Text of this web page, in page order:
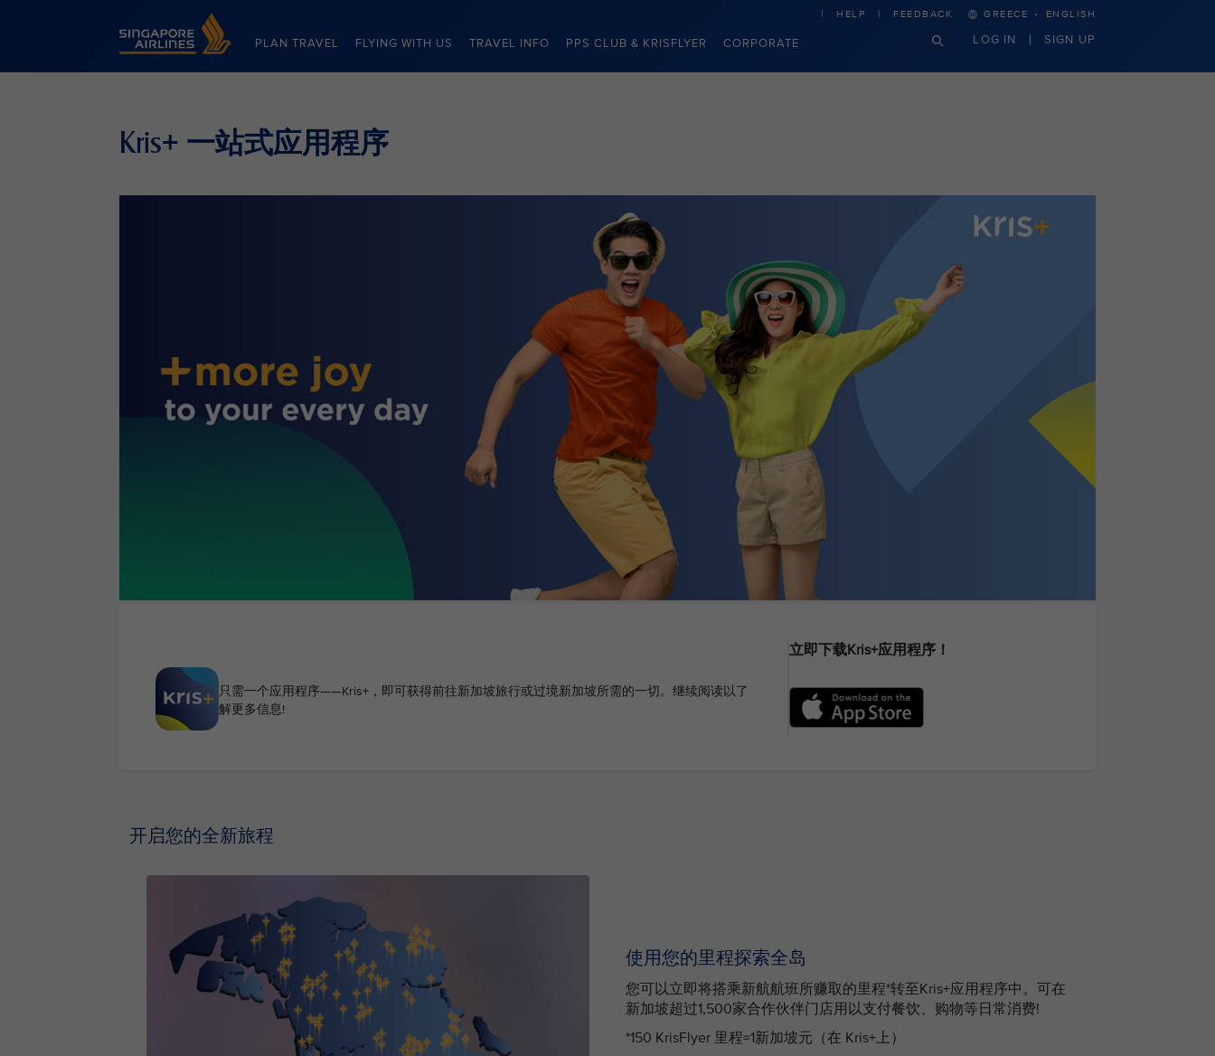
Singapore Airlines Home
PLAN TRAVEL FLYING WITH US TRAVEL INFO PPS CLUB & KRISFLYER CORPORATE
HELP FEEDBACK GREECE · ENGLISH
LOG IN SIGN UP
Kris+ 一站式应用程序
只需一个应用程序——Kris+，即可获得前往新加坡旅行或过境新加坡所需的一切。继续阅读以了
解更多信息!
立即下载Kris+应用程序！
开启您的全新旅程
使用您的里程探索全岛
您可以立即将搭乘新航航班所赚取的里程*转至Kris+应用程序中。可在
新加坡超过1,500家合作伙伴门店用以支付餐饮、购物等日常消费!
*150 KrisFlyer 里程=1新加坡元（在 Kris+上）